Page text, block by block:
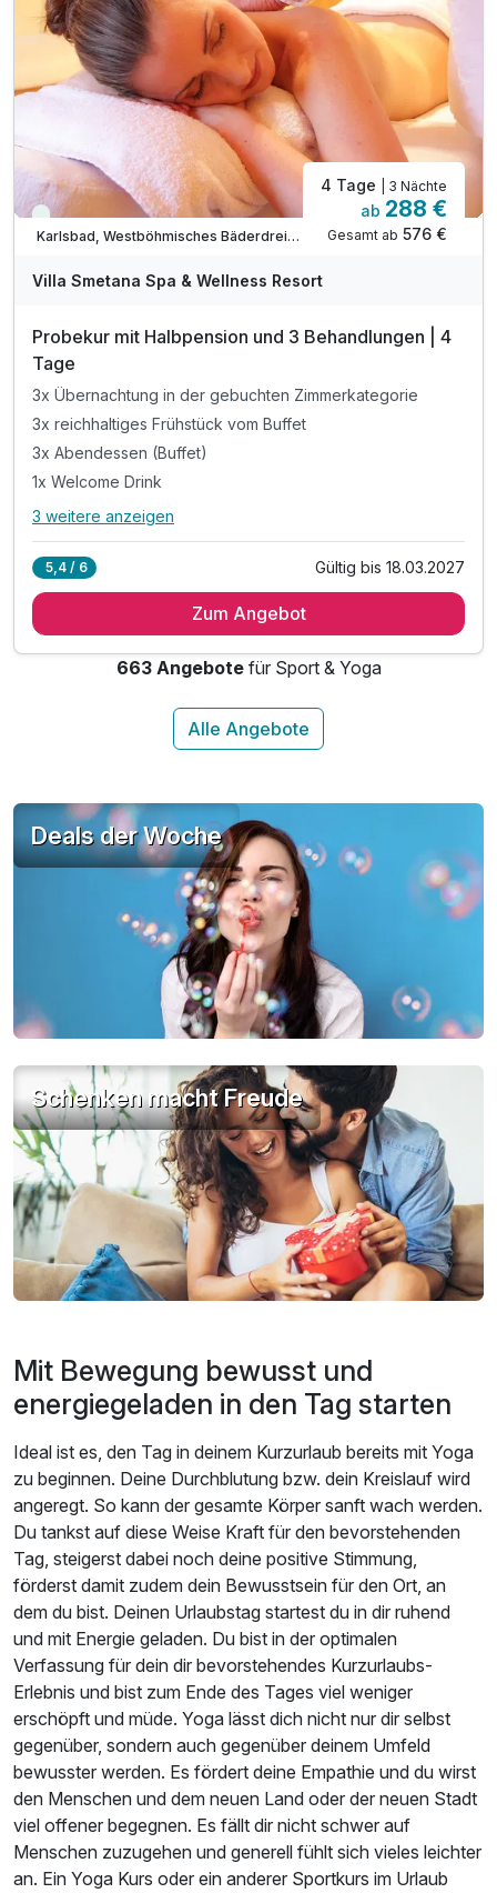
* Weinkellerführung Remich mit Verkostung u.v.m.
1 x Begrüßungsgetränk
inkl. Nutzung des Sauna- und Fitnessbereichs
inkl. Voucher im Hotelshop
Viele Termine frei
Karlsbad, Westböhmisches Bäderdreieck
4 Tage | 3 Nächte
ab 288 €
Gesamt ab 576 €
Villa Smetana Spa & Wellness Resort
Probekur mit Halbpension und 3 Behandlungen | 4
Tage
3x Übernachtung in der gebuchten Zimmerkategorie
3x reichhaltiges Frühstück vom Buffet
3x Abendessen (Buffet)
1x Welcome Drink
Alle Inklusivleistungen
3x reichhaltiges Frühstück vom Buffet
1x Welcome Drink
Eintritt ins Wellness (Basin, Whirlpool und Sauna)
3 weitere anzeigen
5,4 / 6 Gültig bis 18.03.2027
Zum Angebot
663 Angebotefür Sport & Yoga
Deals der Woche
Schenken macht Freude
Mit Bewegung bewusst und
energiegeladen in den Tag starten
Ideal ist es, den Tag in deinem Kurzurlaub bereits mit Yoga
zu beginnen. Deine Durchblutung bzw. dein Kreislauf wird
angeregt. So kann der gesamte Körper sanft wach werden.
Du tankst auf diese Weise Kraft für den bevorstehenden
Tag, steigerst dabei noch deine positive Stimmung,
förderst damit zudem dein Bewusstsein für den Ort, an
dem du bist. Deinen Urlaubstag startest du in dir ruhend
und mit Energie geladen. Du bist in der optimalen
Verfassung für dein dir bevorstehendes Kurzurlaubs-
Erlebnis und bist zum Ende des Tages viel weniger
erschöpft und müde. Yoga lässt dich nicht nur dir selbst
gegenüber, sondern auch gegenüber deinem Umfeld
bewusster werden. Es fördert deine Empathie und du wirst
den Menschen und dem neuen Land oder der neuen Stadt
viel offener begegnen. Es fällt dir nicht schwer auf
Menschen zuzugehen und generell fühlt sich vieles leichter
an. Ein Yoga Kurs oder ein anderer Sportkurs im Urlaub